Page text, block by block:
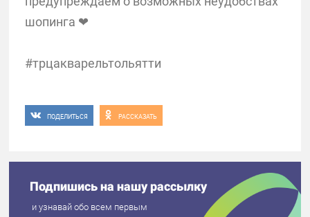
шопинга ❤
#трцакварельтольятти
ПОДЕЛИТЬСЯ РАССКАЗАТЬ
Подпишись на нашу рассылку
и узнавай обо всем первым